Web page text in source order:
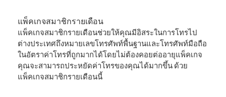
แพ็คเกจสมาชิกรายเดือน
แพ็คเกจสมาชิกรายเดือนช่วยให้คุณมีอิสระในการโทรไป
ต่างประเทศถึงหมายเลขโทรศัพท์พื้นฐานและโทรศัพท์มือถือ
ในอัตราค่าโทรที่ถูกมากได้โดยไม่ต้องคอยต่ออายุแพ็คเกจ
คุณจะสามารถประหยัดค่าโทรของคุณได้มากขึ้น ด้วย
แพ็คเกจสมาชิกรายเดือนนี้